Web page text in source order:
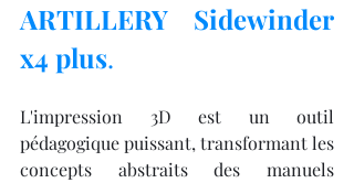
ARTILLERY Sidewinder
x4 plus.
L'impression 3D est un outil
pédagogique puissant, transformant les
concepts abstraits des manuels